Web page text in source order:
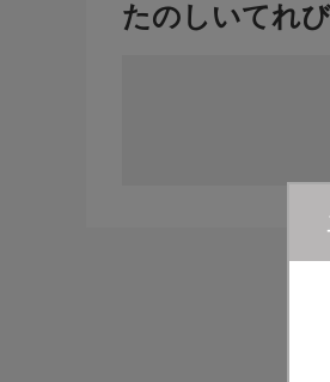
たのしいてれ